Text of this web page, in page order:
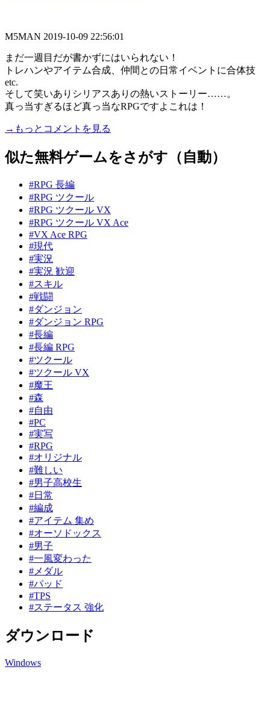
M5MAN 2019-10-09 22:56:01
まだ一週目だが書かずにはいられない！
トレハンやアイテム合成、仲間との日常イベントに合体技
etc.
そして笑いありシリアスありの熱いストーリー……。
真っ当すぎるほど真っ当なRPGですよこれは！
→もっとコメントを見る
似た無料ゲームをさがす（自動）
#RPG 長編
#RPG ツクール
#RPG ツクール VX
#RPG ツクール VX Ace
#VX Ace RPG
#現代
#実況
#実況 歓迎
#スキル
#戦闘
#ダンジョン
#ダンジョン RPG
#長編
#長編 RPG
#ツクール
#ツクール VX
#魔王
#森
#自由
#PC
#実写
#RPG
#オリジナル
#難しい
#男子高校生
#日常
#編成
#アイテム 集め
#オーソドックス
#男子
#一風変わった
#メダル
#パッド
#TPS
#ステータス 強化
ダウンロード
Windows